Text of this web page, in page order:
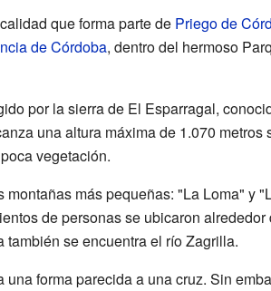
que forma parte de Priego de
de Córdoba, dentro del hermoso
por la sierra de El Esparragal,
una altura máxima de 1.070 metros
vegetación.
más pequeñas: "La Loma" y
de personas se ubicaron alrededor
se encuentra el río Zagrilla.
forma parecida a una cruz. Sin